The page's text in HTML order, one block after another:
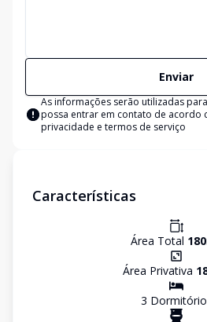
Enviar
As informações serão utilizadas
possa entrar em contato de acordo
privacidade e termos de serviço
Características
Área Total 180
Área Privativa
3 Dormitório